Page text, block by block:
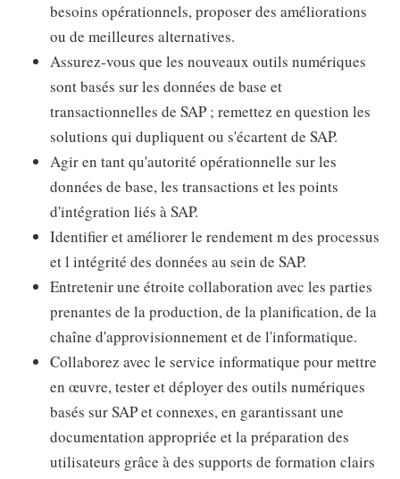
besoins opérationnels, proposer des améliorations
ou de meilleures alternatives.
Assurez-vous que les nouveaux outils numériques
sont basés sur les données de base et
transactionnelles de SAP ; remettez en question les
solutions qui dupliquent ou s'écartent de SAP.
Agir en tant qu'autorité opérationnelle sur les
données de base, les transactions et les points
d'intégration liés à SAP.
Identifier et améliorer le rendement m des processus
et l intégrité des données au sein de SAP.
Entretenir une étroite collaboration avec les parties
prenantes de la production, de la planification, de la
chaîne d'approvisionnement et de l'informatique.
Collaborez avec le service informatique pour mettre
en œuvre, tester et déployer des outils numériques
basés sur SAP et connexes, en garantissant une
documentation appropriée et la préparation des
utilisateurs grâce à des supports de formation clairs